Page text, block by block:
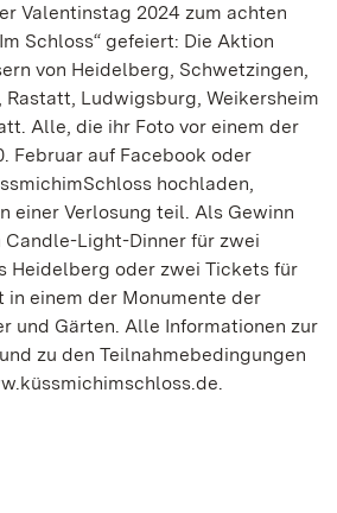
Valentinstag 2024 zum achten
Schloss“ gefeiert: Die Aktion
von Heidelberg, Schwetzingen,
Rastatt, Ludwigsburg, Weikersheim
Alle, die ihr Foto vor einem der
Februar auf Facebook oder
hochladen,
einer Verlosung teil. Als Gewinn
Light-Dinner für zwei
Heidelberg oder zwei Tickets für
in einem der Monumente der
und Gärten. Alle Informationen zur
zu den Teilnahmebedingungen